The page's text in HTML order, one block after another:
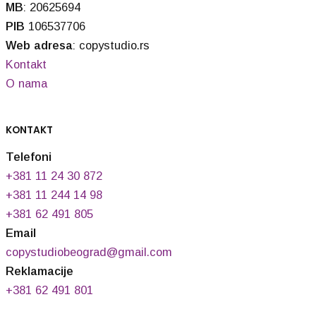
MB: 20625694
PIB 106537706
Web adresa: copystudio.rs
Kontakt
O nama
KONTAKT
Telefoni
+381 11 24 30 872
+381 11 244 14 98
+381 62 491 805
Email
copystudiobeograd@gmail.com
Reklamacije
+381 62 491 801